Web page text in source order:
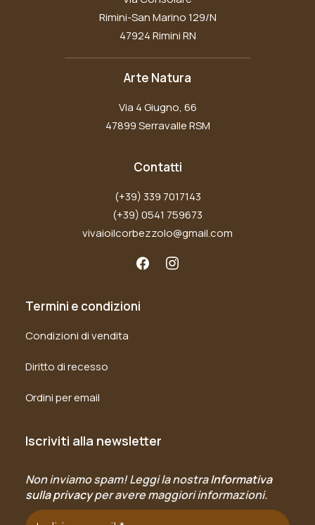
Rimini-San Marino 129/N
47924 Rimini RN
Arte Natura
Via 4 Giugno, 66
47899 Serravalle RSM
Contatti
(+39) 339 7017143
(+39) 0541 759673
vivaioilcorbezzolo@gmail.com
Termini e condizioni
Condizioni di vendita
Diritto di recesso
Ordini per email
Iscriviti alla newsletter
Non inviamo spam! Leggi la nostraInformativa
sulla privacyper avere maggiori informazioni.